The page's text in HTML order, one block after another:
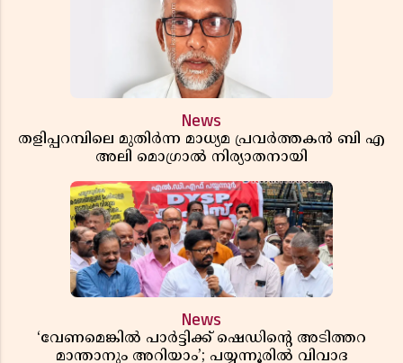
News
തളിപ്പറമ്പിലെ മുതിർന്ന മാധ്യമ പ്രവർത്തകൻ ബി എ
അലി മൊഗ്രാൽ നിര്യാതനായി
News
‘വേണമെങ്കിൽ പാർട്ടിക്ക് ഷെഡിൻ്റെ അടിത്തറ
മാന്താനും അറിയാം’; പയ്യന്നൂരിൽ വിവാദ